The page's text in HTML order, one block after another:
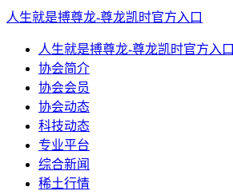
人生就是搏尊龙-尊龙凯时官方入口
人生就是搏尊龙-尊龙凯时官方入口
协会简介
协会会员
协会动态
科技动态
专业平台
综合新闻
稀土行情